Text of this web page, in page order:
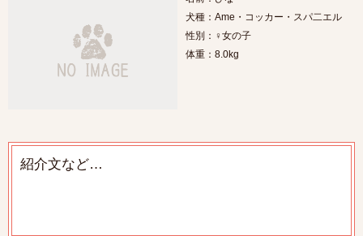
犬種：Ame・コッカー・スパ二エル
性別：♀女の子
体重：8.0kg
紹介文など…